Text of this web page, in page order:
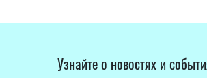
Узнайте о новостях и